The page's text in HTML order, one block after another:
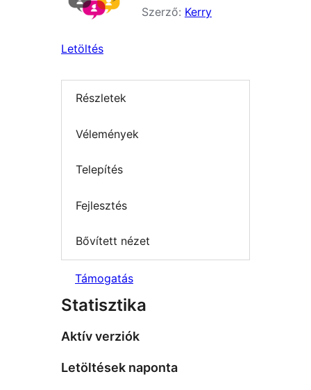
Szerző: Kerry
Letöltés
Részletek
Vélemények
Telepítés
Fejlesztés
Bővített nézet
Támogatás
Statisztika
Aktív verziók
Letöltések naponta